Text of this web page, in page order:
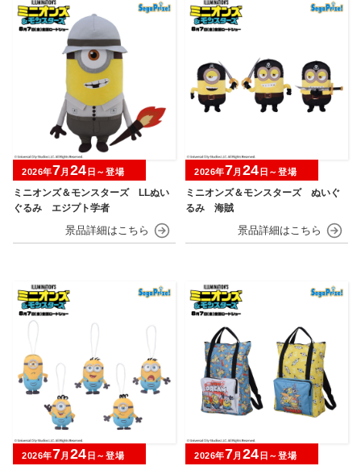
ミニオンズ＆モンスターズ LLぬい
ぐるみ エジプト学者
2026年7月 24 日～登場
ミニオンズ＆モンスターズ ぬいぐ
るみ 海賊
2026年7月 24 日～登場
2026年7月 24 日～登場 2026年7月 24 日～登場